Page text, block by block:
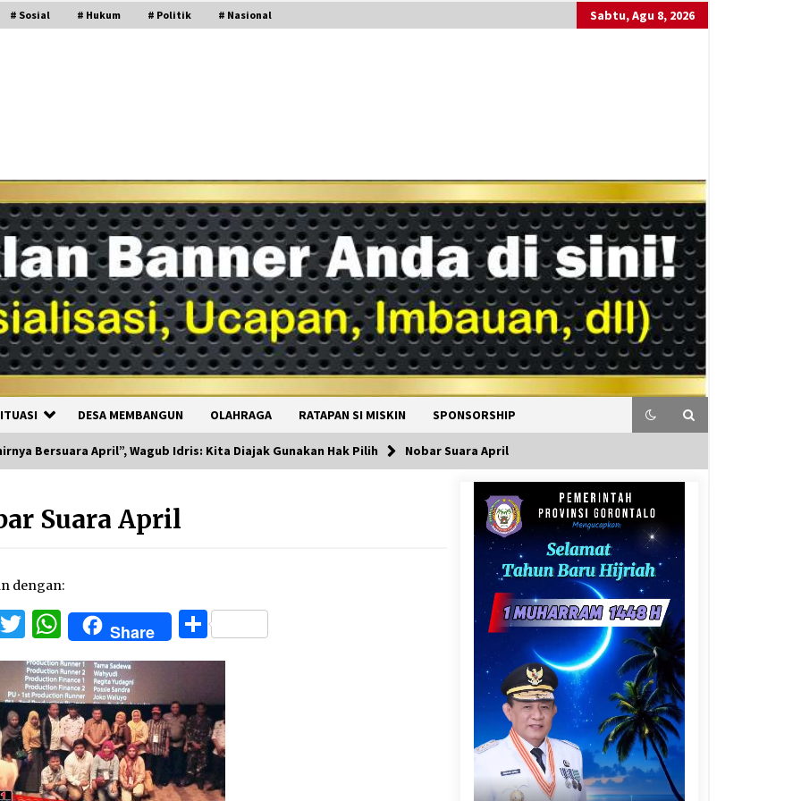
# Sosial # Hukum # Politik # Nasional Sabtu, Agu 8, 2026
DESA MEMBANGUN OLAHRAGA RATAPAN SI MISKIN SPONSORSHIP
Bersuara April”, Wagub Idris: Kita Diajak Gunakan Hak Pilih Nobar Suara April
Suara April
dengan:
Twitter
WhatsApp
Share Share